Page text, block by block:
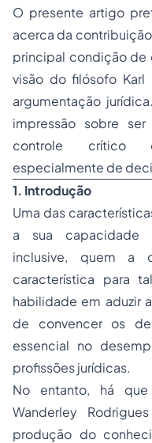
O presente artigo
acerca da
principal condição de
visão do filósofo
argumentação
impressão sobre
controle crítico
especialmente de
1. Introdução
Uma das
a sua capacidade
inclusive, quem a
característica para
habilidade em aduzir
de convencer os
essencial no
profissões jurídicas.
No entanto, há
Wanderley
produção do